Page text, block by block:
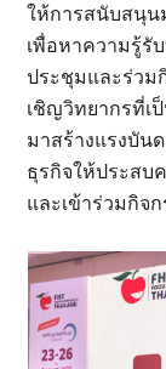
ให้การสนับสนุน
เพื่อหาความรู้รั
ประชุมและร่วม
เชิญวิทยากรที่เ
มาสร้างแรงบัน
ธุรกิจให้ประสบ
และเข้าร่วมกิจ